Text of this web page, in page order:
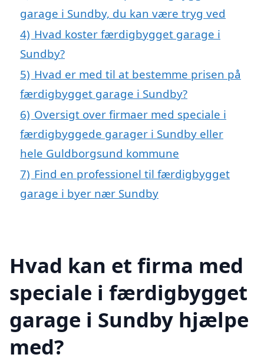
garage i Sundby, du kan være tryg ved
4) Hvad koster færdigbygget garage i
Sundby?
5) Hvad er med til at bestemme prisen på
færdigbygget garage i Sundby?
6) Oversigt over firmaer med speciale i
færdigbyggede garager i Sundby eller
hele Guldborgsund kommune
7) Find en professionel til færdigbygget
garage i byer nær Sundby
Hvad kan et firma med
speciale i færdigbygget
garage i Sundby hjælpe
med?